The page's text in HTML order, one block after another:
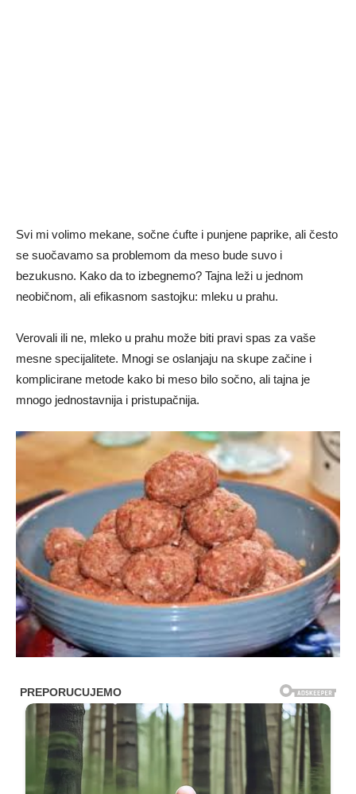
Svi mi volimo mekane, sočne ćufte i punjene paprike, ali često
se suočavamo sa problemom da meso bude suvo i
bezukusno. Kako da to izbegnemo? Tajna leži u jednom
neobičnom, ali efikasnom sastojku: mleku u prahu.
Verovali ili ne, mleko u prahu može biti pravi spas za vaše
mesne specijalitete. Mnogi se oslanjaju na skupe začine i
komplicirane metode kako bi meso bilo sočno, ali tajna je
mnogo jednostavnija i pristupačnija.